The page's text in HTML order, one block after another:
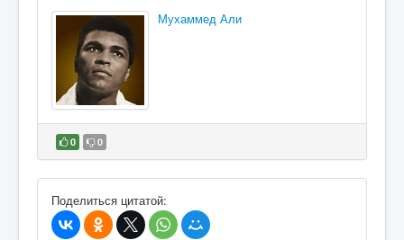
Мухаммед Али
0 0
В избранное
Поделиться цитатой: